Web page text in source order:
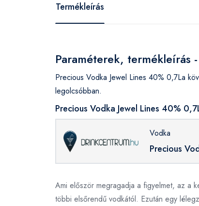
Termékleírás
Paraméterek, termékleírás
Precious Vodka Jewel Lines 40% 0,7La
legolcsóbban.
Precious Vodka Jewel Lines 40%
Vodka
Precious
Ami először megragadja a figyelmet, az a
többi elsőrendű vodkától. Ezután egy